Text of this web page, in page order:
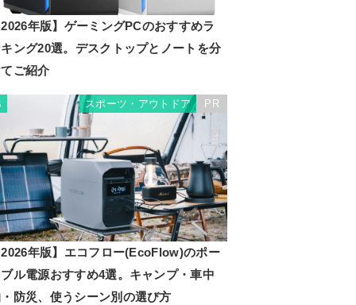
年版】ゲーミングPCのおすすめラ
ング20選。デスクトップとノートを分
ご紹介
スポーツ・アウトドア PR
年版】エコフロー(EcoFlow)のポー
ル電源おすすめ4選。キャンプ・車中
防災、使うシーン別の選び方